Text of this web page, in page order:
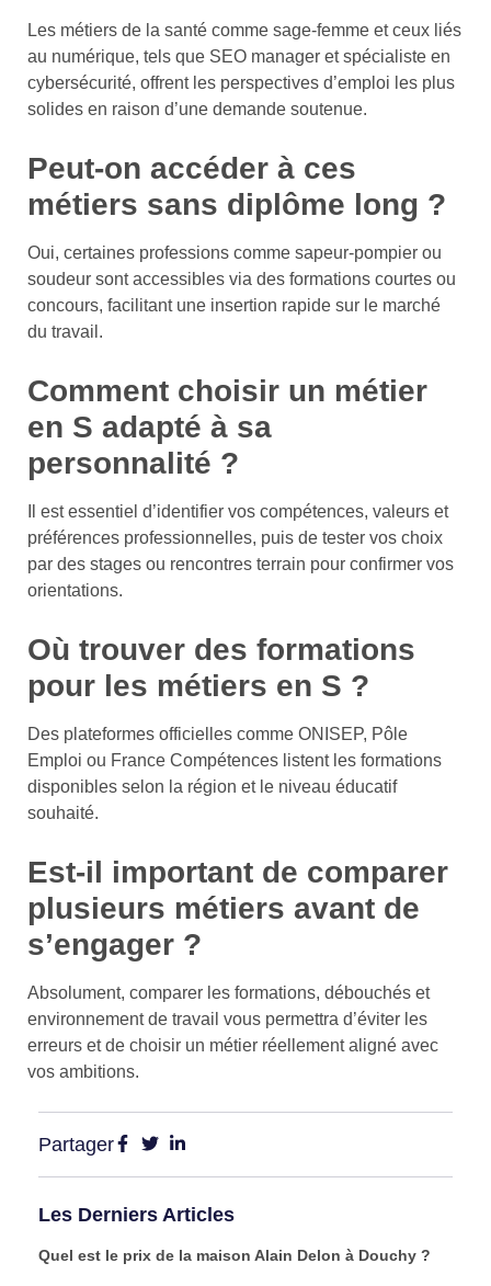
Les métiers de la santé comme sage-femme et ceux liés
au numérique, tels que SEO manager et spécialiste en
cybersécurité, offrent les perspectives d’emploi les plus
solides en raison d’une demande soutenue.
Peut-on accéder à ces
métiers sans diplôme long ?
Oui, certaines professions comme sapeur-pompier ou
soudeur sont accessibles via des formations courtes ou
concours, facilitant une insertion rapide sur le marché
du travail.
Comment choisir un métier
en S adapté à sa
personnalité ?
Il est essentiel d’identifier vos compétences, valeurs et
préférences professionnelles, puis de tester vos choix
par des stages ou rencontres terrain pour confirmer vos
orientations.
Où trouver des formations
pour les métiers en S ?
Des plateformes officielles comme ONISEP, Pôle
Emploi ou France Compétences listent les formations
disponibles selon la région et le niveau éducatif
souhaité.
Est-il important de comparer
plusieurs métiers avant de
s’engager ?
Absolument, comparer les formations, débouchés et
environnement de travail vous permettra d’éviter les
erreurs et de choisir un métier réellement aligné avec
vos ambitions.
Partager
Les Derniers Articles
Quel est le prix de la maison Alain Delon à Douchy ?